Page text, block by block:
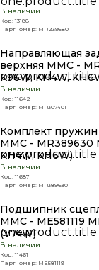
В наличии
Код: 13188
Партномер: MR239580
Направляющая
верхняя MMC -
K96W, KH4W,
В наличии
Код: 11642
Партномер: MR307401
Комплект пружин
MMC - MR389630
KH4W, KH6W)
В наличии
Код: 11687
Партномер: MR389630
Подшипник
MMC - ME581119
(V74W)
В наличии
Код: 11461
Партномер: ME581119